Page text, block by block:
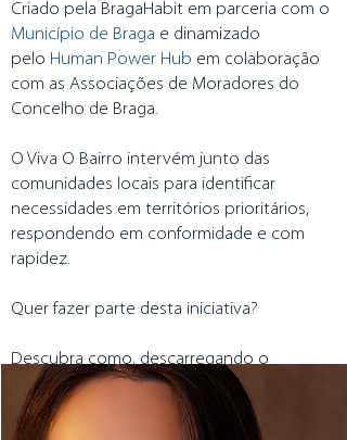
Criado pela BragaHabit em parceria com o
Município de Braga e dinamizado
pelo Human Power Hub em colaboração
com as Associações de Moradores do
Concelho de Braga.
O Viva O Bairro intervém junto das
comunidades locais para identificar
necessidades em territórios prioritários,
respondendo em conformidade e com
rapidez.
Quer fazer parte desta iniciativa?
Descubra como, descarregando o
documento aqui→